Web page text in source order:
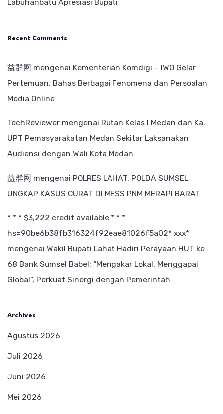
Labuhanbatu Apresiasi Bupati
Recent Comments
益群网 mengenai Kementerian Komdigi – IWO Gelar
Pertemuan, Bahas Berbagai Fenomena dan Persoalan
Media Online
TechReviewer mengenai Rutan Kelas I Medan dan Ka.
UPT Pemasyarakatan Medan Sekitar Laksanakan
Audiensi dengan Wali Kota Medan
益群网 mengenai POLRES LAHAT, POLDA SUMSEL
UNGKAP KASUS CURAT DI MESS PNM MERAPI BARAT
* * * $3,222 credit available * * *
hs=90be6b38fb316324f92eae81026f5a02* ххх*
mengenai Wakil Bupati Lahat Hadiri Perayaan HUT ke-
68 Bank Sumsel Babel: “Mengakar Lokal, Menggapai
Global”, Perkuat Sinergi dengan Pemerintah
Archives
Agustus 2026
Juli 2026
Juni 2026
Mei 2026